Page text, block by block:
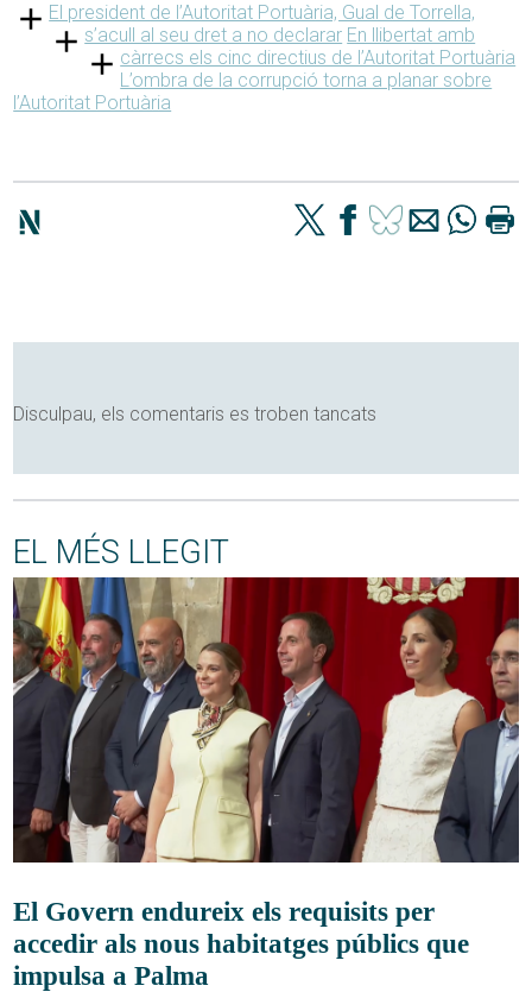
El president de l’Autoritat Portuària, Gual de Torrella,
s’acull al seu dret a no declarar En llibertat amb
càrrecs els cinc directius de l’Autoritat Portuària
L’ombra de la corrupció torna a planar sobre
l’Autoritat Portuària
Disculpau, els comentaris es troben tancats
EL MÉS LLEGIT
El Govern endureix els requisits per
accedir als nous habitatges públics que
impulsa a Palma